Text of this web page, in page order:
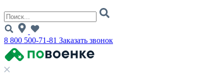
8 800 500-71-81 Заказать звонок